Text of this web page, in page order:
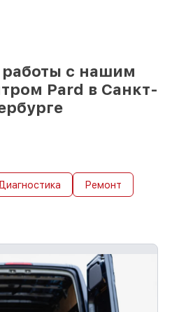
работы с нашим
Pard в Санкт-
Ремонт